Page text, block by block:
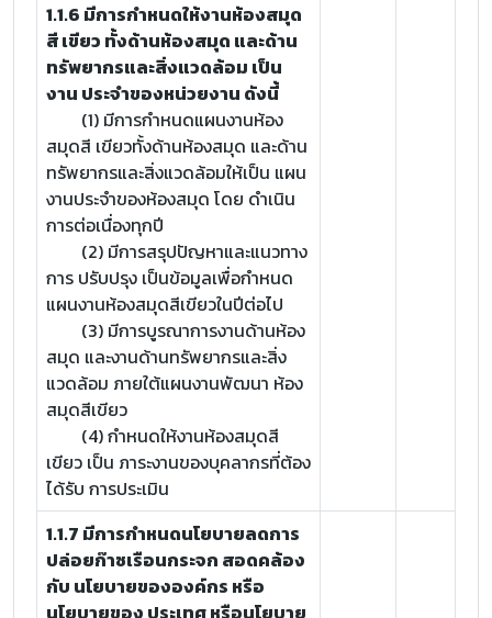
1.1.6 มีการกำหนดให้งานห้องสมุด
สี เขียว ทั้งด้านห้องสมุด และด้าน
ทรัพยากรและสิ่งแวดล้อม เป็น
งาน ประจำของหน่วยงาน ดังนี้
(1) มีการกำหนดแผนงานห้อง
สมุดสี เขียวทั้งด้านห้องสมุด และด้าน
ทรัพยากรและสิ่งแวดล้อมให้เป็น แผน
งานประจำของห้องสมุด โดย ดำเนิน
การต่อเนื่องทุกปี
(2) มีการสรุปปัญหาและแนวทาง
การ ปรับปรุง เป็นข้อมูลเพื่อกำหนด
แผนงานห้องสมุดสีเขียวในปีต่อไป
(3) มีการบูรณาการงานด้านห้อง
สมุด และงานด้านทรัพยากรและสิ่ง
แวดล้อม ภายใต้แผนงานพัฒนา ห้อง
สมุดสีเขียว
(4) กำหนดให้งานห้องสมุดสี
เขียว เป็น ภาระงานของบุคลากรที่ต้อง
ได้รับ การประเมิน
1.1.7 มีการกำหนดนโยบายลดการ
ปล่อยก๊าซเรือนกระจก สอดคล้อง
กับ นโยบายขององค์กร หรือ
นโยบายของ ประเทศ หรือนโยบาย